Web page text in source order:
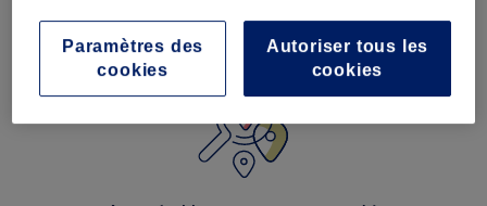
Autoriser tous les
cookies
Paramètres des
cookies